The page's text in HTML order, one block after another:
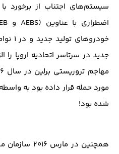
سیستم‌های اجتناب از برخورد
جدید در سرتاسر اتحادیه اروپا را
مورد حمله قرار داده بود به
شده بود!
همچنین در